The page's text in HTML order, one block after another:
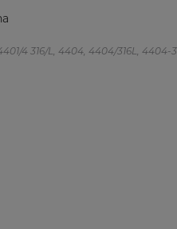
4401/4 316/L, 4404, 4404/316L,